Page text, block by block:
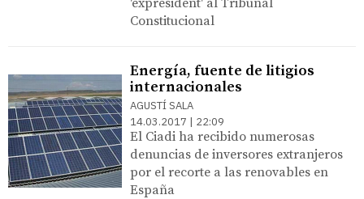
Constitucional
Energía, fuente de litigios
internacionales
AGUSTÍ SALA
14.03.2017 | 22:09
El Ciadi ha recibido numerosas
denuncias de inversores extranjeros
por el recorte a las renovables en
España